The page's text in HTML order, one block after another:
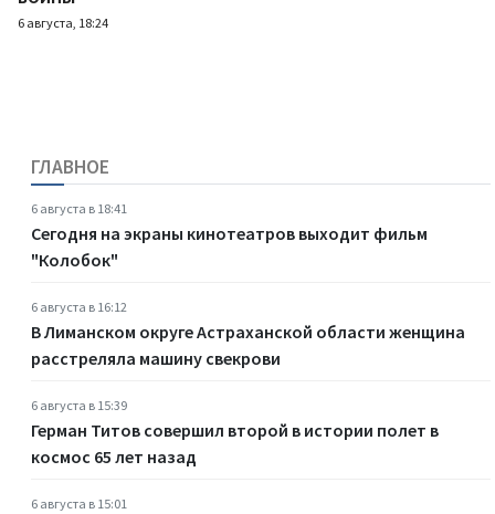
6 августа, 18:24
ГЛАВНОЕ
6 августа в 18:41
Сегодня на экраны кинотеатров выходит фильм
"Колобок"
6 августа в 16:12
В Лиманском округе Астраханской области женщина
расстреляла машину свекрови
6 августа в 15:39
Герман Титов совершил второй в истории полет в
космос 65 лет назад
6 августа в 15:01